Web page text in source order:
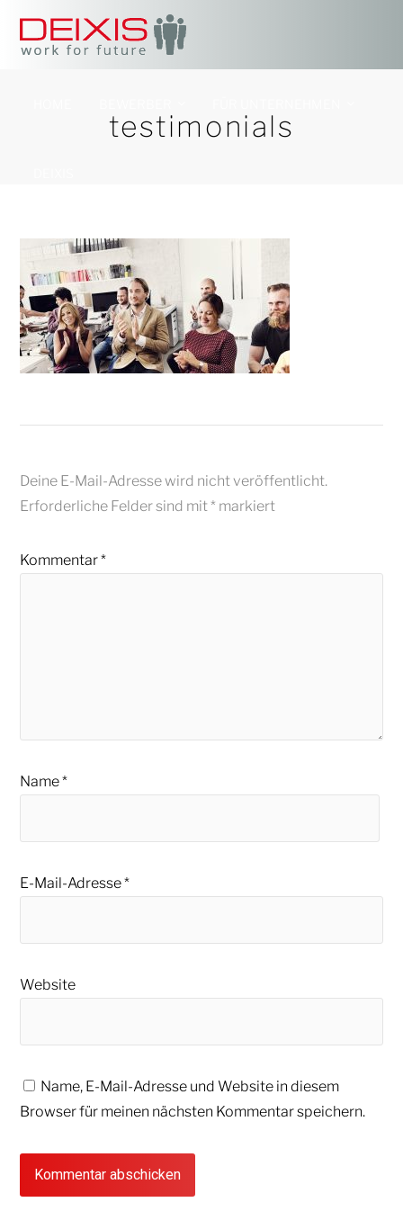
testimonials
Deine E-Mail-Adresse wird nicht veröffentlicht.
Erforderliche Felder sind mit * markiert
Kommentar*
Name*
E-Mail-Adresse*
Website
Name, E-Mail-Adresse und Website in diesem
Browser für meinen nächsten Kommentar speichern.